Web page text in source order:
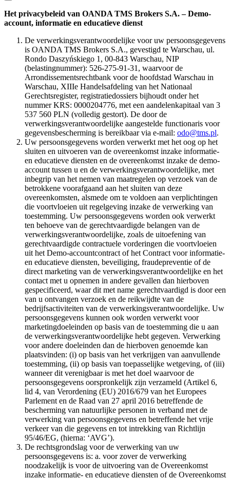
Het privacybeleid van OANDA TMS Brokers S.A. – Demo-
account, informatie en educatieve dienst
De verwerkingsverantwoordelijke voor uw persoonsgegevens
is OANDA TMS Brokers S.A., gevestigd te Warschau, ul.
Rondo Daszyńskiego 1, 00-843 Warschau, NIP
(belastingnummer): 526-275-91-31, waarvoor de
Arrondissementsrechtbank voor de hoofdstad Warschau in
Warschau, XIIIe Handelsafdeling van het Nationaal
Gerechtsregister, registratiedossiers bijhoudt onder het
nummer KRS: 0000204776, met een aandelenkapitaal van 3
537 560 PLN (volledig gestort). De door de
verwerkingsverantwoordelijke aangestelde functionaris voor
gegevensbescherming is bereikbaar via e-mail: odo@tms.pl.
Uw persoonsgegevens worden verwerkt met het oog op het
sluiten en uitvoeren van de overeenkomst inzake informatie-
en educatieve diensten en de overeenkomst inzake de demo-
account tussen u en de verwerkingsverantwoordelijke, met
inbegrip van het nemen van maatregelen op verzoek van de
betrokkene voorafgaand aan het sluiten van deze
overeenkomsten, alsmede om te voldoen aan verplichtingen
die voortvloeien uit regelgeving inzake de verwerking van
toestemming. Uw persoonsgegevens worden ook verwerkt
ten behoeve van de gerechtvaardigde belangen van de
verwerkingsverantwoordelijke, zoals de uitoefening van
gerechtvaardigde contractuele vorderingen die voortvloeien
uit het Demo-accountcontract of het Contract voor informatie-
en educatieve diensten, beveiliging, fraudepreventie of de
direct marketing van de verwerkingsverantwoordelijke en het
contact met u opnemen in andere gevallen dan hierboven
gespecificeerd, waar dit met name gerechtvaardigd is door een
van u ontvangen verzoek en de reikwijdte van de
bedrijfsactiviteiten van de verwerkingsverantwoordelijke. Uw
persoonsgegevens kunnen ook worden verwerkt voor
marketingdoeleinden op basis van de toestemming die u aan
de verwerkingsverantwoordelijke hebt gegeven. Verwerking
voor andere doeleinden dan de hierboven genoemde kan
plaatsvinden: (i) op basis van het verkrijgen van aanvullende
toestemming, (ii) op basis van toepasselijke wetgeving, of (iii)
wanneer dit verenigbaar is met het doel waarvoor de
persoonsgegevens oorspronkelijk zijn verzameld (Artikel 6,
lid 4, van Verordening (EU) 2016/679 van het Europees
Parlement en de Raad van 27 april 2016 betreffende de
bescherming van natuurlijke personen in verband met de
verwerking van persoonsgegevens en betreffende het vrije
verkeer van die gegevens en tot intrekking van Richtlijn
95/46/EG, (hierna: ‘AVG’).
De rechtsgrondslag voor de verwerking van uw
persoonsgegevens is: a. voor zover de verwerking
noodzakelijk is voor de uitvoering van de Overeenkomst
inzake informatie- en educatieve diensten of de Overeenkomst